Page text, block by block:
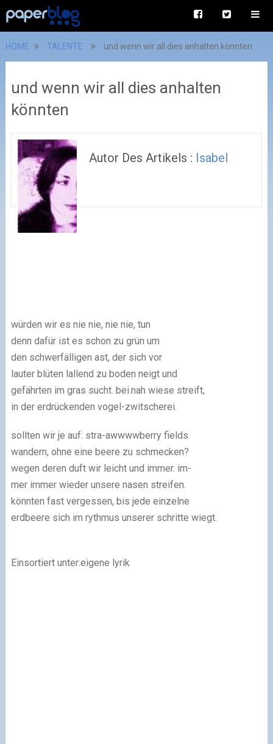
HOME TALENTE und wenn wir all dies anhalten könnten
und wenn wir all dies anhalten
könnten
Autor Des Artikels : Isabel
würden wir es nie nie, nie nie, tun
denn dafür ist es schon zu grün um
den schwerfälligen ast, der sich vor
lauter blüten lallend zu boden neigt und
gefährten im gras sucht. bei.nah wiese streift,
in der erdrückenden vogel-zwitscherei.
sollten wir je auf: stra-awwwwberry fields
wandern, ohne eine beere zu schmecken?
wegen deren duft wir leicht und immer. im-
mer immer wieder unsere nasen streifen.
könnten fast vergessen, bis jede einzelne
erdbeere sich im rythmus unserer schritte wiegt.
Einsortiert unter:eigene lyrik